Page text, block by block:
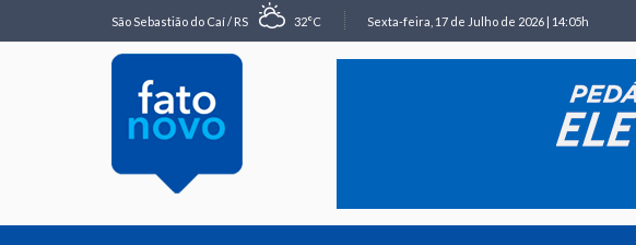
São Sebastião do Caí / RS 32°C Sexta-feira, 17 de Julho de 2026 | 14:05h